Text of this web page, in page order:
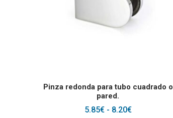
SELECCIONAR OPCIONES
Pinza redonda para tubo cuadrado o
pared.
5.85€ - 8.20€RANGO